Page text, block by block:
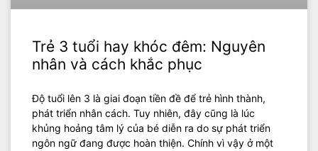
Trẻ 3 tuổi hay khóc đêm: Nguyên
nhân và cách khắc phục
Độ tuổi lên 3 là giai đoạn tiền đề để trẻ hình thành,
phát triển nhân cách. Tuy nhiên, đây cũng là lúc
khủng hoảng tâm lý của bé diễn ra do sự phát triển
ngôn ngữ đang được hoàn thiện. Chính vì vậy ở một